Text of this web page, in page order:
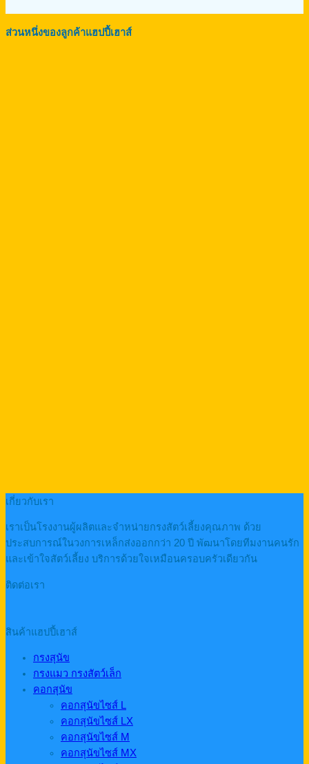
ส่วนหนึ่งของลูกค้าแฮปปี้เฮาส์
เกี่ยวกับเรา
เราเป็นโรงงานผู้ผลิตและจำหน่ายกรงสัตว์เลี้ยงคุณภาพ ด้วย
ประสบการณ์ในวงการเหล็กส่งออกกว่า 20 ปี พัฒนาโดยทีมงานคนรัก
และเข้าใจสัตว์เลี้ยง บริการด้วยใจเหมือนครอบครัวเดียวกัน
ติดต่อเรา
สินค้าแฮปปี้เฮาส์
กรงสุนัข
กรงแมว กรงสัตว์เล็ก
คอกสุนัข
คอกสุนัขไซส์ L
คอกสุนัขไซส์ LX
คอกสุนัขไซส์ M
คอกสุนัขไซส์ MX